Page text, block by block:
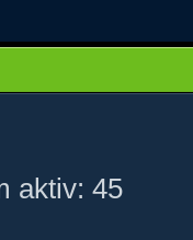
aktiv: 45